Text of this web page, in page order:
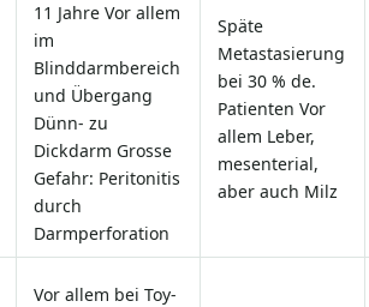
11 Jahre Vor allem
im
Blinddarmbereich
und Übergang
Dünn- zu
Dickdarm Grosse
Gefahr: Peritonitis
durch
Darmperforation
Späte
Metastasierung
bei 30 % de.
Patienten Vor
allem Leber,
mesenterial,
aber auch Milz
Vor allem bei Toy-